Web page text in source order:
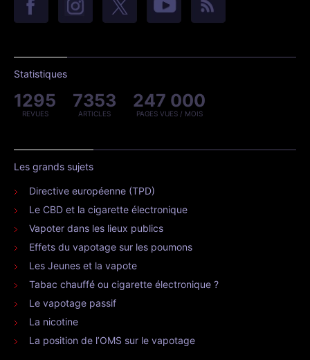
Statistiques
1295
REVUES
7353
ARTICLES
247 000
PAGES VUES / MOIS
Les grands sujets
Directive européenne (TPD)
Le CBD et la cigarette électronique
Vapoter dans les lieux publics
Effets du vapotage sur les poumons
Les Jeunes et la vapote
Tabac chauffé ou cigarette électronique ?
Le vapotage passif
La nicotine
La position de l’OMS sur le vapotage